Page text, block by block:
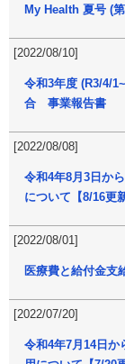
My Health 夏号 (
[2022/08/10]
令和3年度 (R3/4/
合 事業報告書
[2022/08/08]
令和4年8月3日か
について【8/16更新
[2022/08/01]
医療費と給付金支
[2022/07/20]
令和4年7月14日か